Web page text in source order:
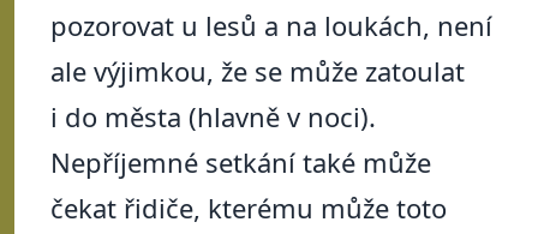
pozorovat u lesů a na loukách, není
ale výjimkou, že se může zatoulat
i do města (hlavně v noci).
Nepříjemné setkání také může
čekat řidiče, kterému může toto